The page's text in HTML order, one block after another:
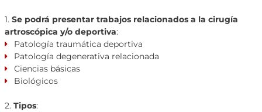
1. Se podrá presentar trabajos relacionados a la cirugía
artroscópica y/o deportiva:
Patología traumática deportiva
Patología degenerativa relacionada
Ciencias básicas
Biológicos
2. Tipos: